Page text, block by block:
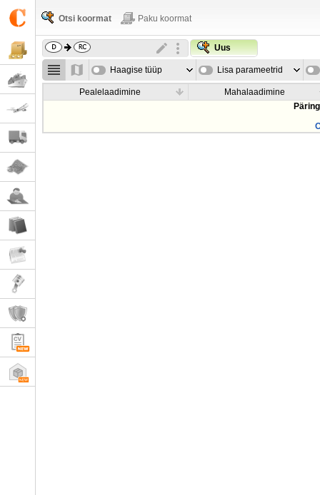
Otsi koormat Paku koormat
Uus
Haagise tüüp Lisa parameetrid
Pealelaadimine
Mahalaadimine